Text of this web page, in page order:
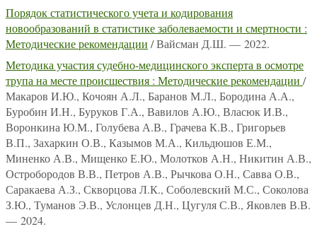
Порядок статистического учета и кодирования
новообразований в статистике заболеваемости и смертности :
Методические рекомендации / Вайсман Д.Ш. — 2022.
Методика участия судебно-медицинского эксперта в осмотре
трупа на месте происшествия : Методические рекомендации /
Макаров И.Ю., Кочоян А.Л., Баранов М.Л., Бородина А.А.,
Буробин И.Н., Буруков Г.А., Вавилов А.Ю., Власюк И.В.,
Воронкина Ю.М., Голубева А.В., Грачева К.В., Григорьев
В.П., Захаркин О.В., Казымов М.А., Кильдюшов Е.М.,
Миненко А.В., Мищенко Е.Ю., Молотков А.Н., Никитин А.В.,
Остробородов В.В., Петров А.В., Рычкова О.Н., Савва О.В.,
Саракаева А.З., Скворцова Л.К., Соболевский М.С., Соколова
З.Ю., Туманов Э.В., Услонцев Д.Н., Цугуля С.В., Яковлев В.В.
— 2024.